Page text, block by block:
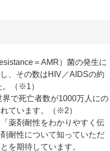
＝AMR）菌の発生に
、その数はHIV／AIDSの約
（※1）
で死亡者数が1000万人にの
ています。（※2）
薬剤耐性をわかりやすく伝
耐性について知っていただ
を期待しています。